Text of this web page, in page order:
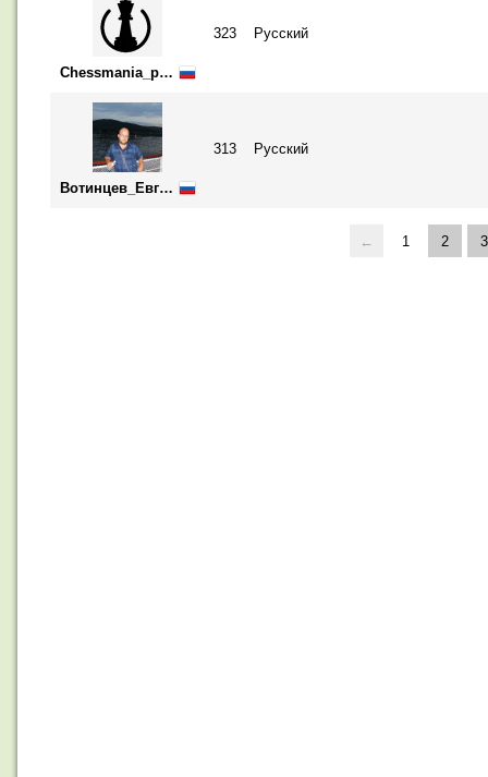
Chessmania_plus
323 Русский
Вотинцев_Евгений
313 Русский
← 1 2 3